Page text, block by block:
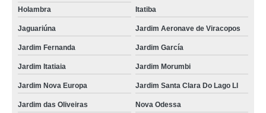
Holambra
Itatiba
Jaguariúna Jardim Aeronave de Viracopos
Jardim Fernanda Jardim García
Jardim Itatiaia Jardim Morumbi
Jardim Nova Europa Jardim Santa Clara Do Lago Ll
Jardim das Oliveiras Nova Odessa